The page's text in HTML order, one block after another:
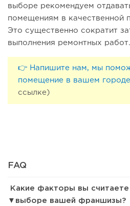
выборе рекомендуем
помещениям в качественной
Это существенно сократит
выполнения ремонтных работ.
👉 Напишите нам, мы
помещение в вашем городе
ссылке)
FAQ
Какие факторы вы
выборе вашей франшизы?